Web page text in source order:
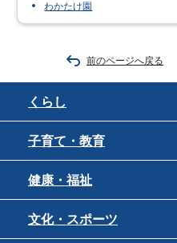
わかたけ園
前のページへ戻る
くらし
子育て・教育
健康・福祉
文化・スポーツ